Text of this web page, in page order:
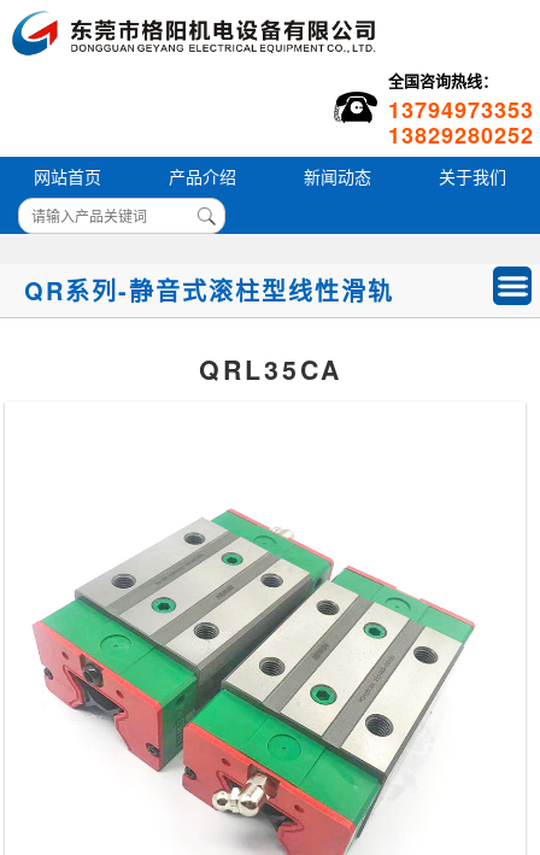
全国咨询热线：
13794973353
13829280252
网站首页 产品介绍 新闻动态 关于我们
QR系列-静音式滚柱型线性滑轨
QRL35CA